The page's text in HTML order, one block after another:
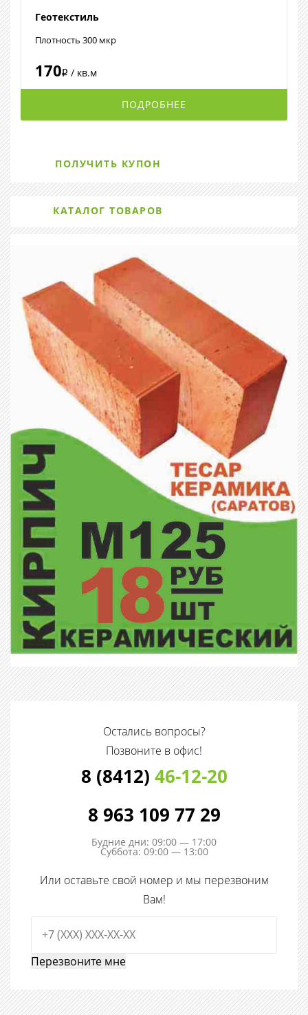
Геотекстиль
Плотность 300 мкр
170i / кв.м
ПОДРОБНЕЕ
ПОЛУЧИТЬ КУПОН
КАТАЛОГ ТОВАРОВ
Остались вопросы?
Позвоните в офис!
8 (8412) 46-12-20
8 963 109 77 29
Будние дни: 09:00 — 17:00
Суббота: 09:00 — 13:00
Или оставьте свой номер и мы перезвоним
Вам!